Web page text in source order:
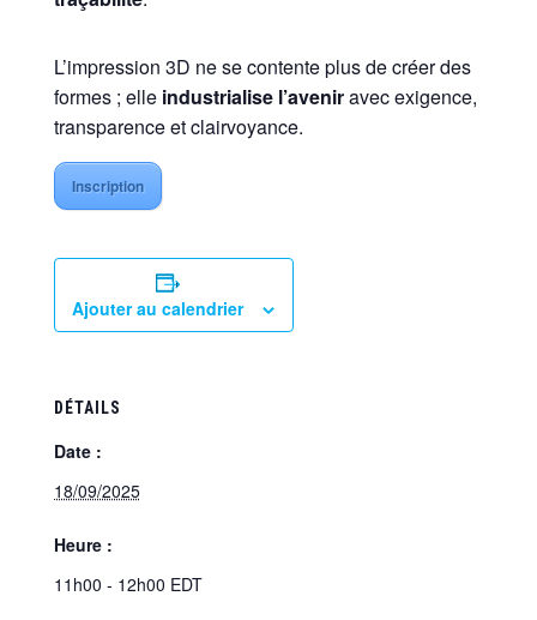
L’impression 3D ne se contente plus de créer des
formes ; elle industrialise l’aveniravec exigence,
transparence et clairvoyance.
Inscription
Ajouter au calendrier
DÉTAILS
Date :
18/09/2025
Heure :
11h00 - 12h00 EDT